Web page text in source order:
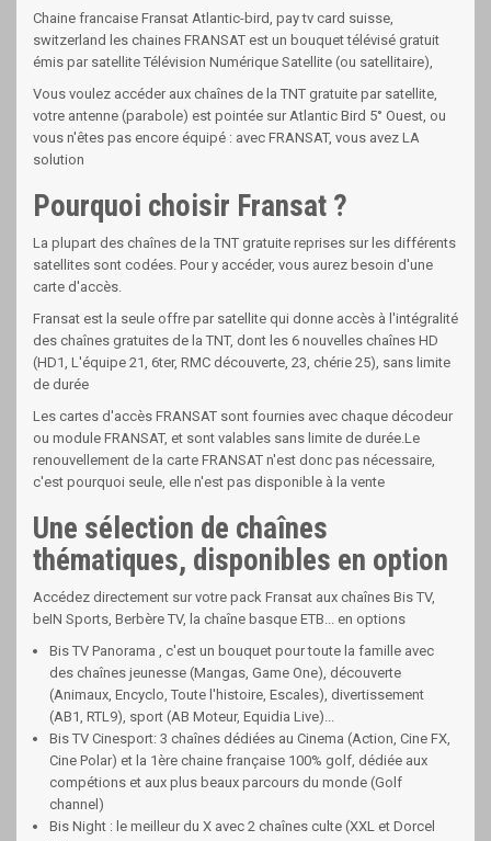
Chaine francaise Fransat Atlantic-bird, pay tv card suisse,
switzerland les chaines FRANSAT est un bouquet télévisé gratuit
émis par satellite Télévision Numérique Satellite (ou satellitaire),
Vous voulez accéder aux chaînes de la TNT gratuite par satellite,
votre antenne (parabole) est pointée sur Atlantic Bird 5° Ouest, ou
vous n'êtes pas encore équipé : avec FRANSAT, vous avez LA
solution
Pourquoi choisir Fransat ?
La plupart des chaînes de la TNT gratuite reprises sur les différents
satellites sont codées. Pour y accéder, vous aurez besoin d'une
carte d'accès.
Fransat est la seule offre par satellite qui donne accès à l'intégralité
des chaînes gratuites de la TNT, dont les 6 nouvelles chaînes HD
(HD1, L'équipe 21, 6ter, RMC découverte, 23, chérie 25), sans limite
de durée
Les cartes d'accès FRANSAT sont fournies avec chaque décodeur
ou module FRANSAT, et sont valables sans limite de durée.Le
renouvellement de la carte FRANSAT n'est donc pas nécessaire,
c'est pourquoi seule, elle n'est pas disponible à la vente
Une sélection de chaînes
thématiques, disponibles en option
Accédez directement sur votre pack Fransat aux chaînes Bis TV,
beIN Sports, Berbère TV, la chaîne basque ETB... en options
Bis TV Panorama , c'est un bouquet pour toute la famille avec
des chaînes jeunesse (Mangas, Game One), découverte
(Animaux, Encyclo, Toute l'histoire, Escales), divertissement
(AB1, RTL9), sport (AB Moteur, Equidia Live)...
Bis TV Cinesport: 3 chaînes dédiées au Cinema (Action, Cine FX,
Cine Polar) et la 1ère chaine française 100% golf, dédiée aux
compétions et aux plus beaux parcours du monde (Golf
channel)
Bis Night : le meilleur du X avec 2 chaînes culte (XXL et Dorcel